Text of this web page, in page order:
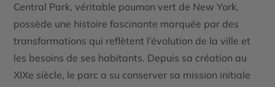
Central Park, véritable poumon vert de New York,
possède une histoire fascinante marquée par des
transformations qui reflètent l’évolution de la ville et
les besoins de ses habitants. Depuis sa création au
XIXe siècle, le parc a su conserver sa mission initiale